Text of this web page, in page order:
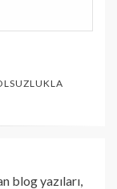
blog yazıları,